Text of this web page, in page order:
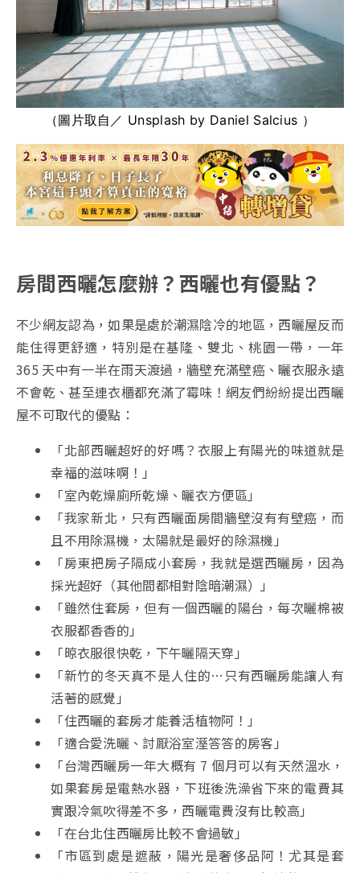
（圖片取自／ Unsplash by Daniel Salcius ）
房間西曬怎麼辦？西曬也有優點？
不少網友認為，如果是處於潮濕陰冷的地區，西曬屋反而
能住得更舒適，特別是在基隆、雙北、桃園一帶，一年
365 天中有一半在雨天渡過，牆壁充滿壁癌、曬衣服永遠
不會乾、甚至連衣櫃都充滿了霉味！網友們紛紛提出西曬
屋不可取代的優點：
「北部西曬超好的好嗎？衣服上有陽光的味道就是
幸福的滋味啊！」
「室內乾燥廁所乾燥、曬衣方便區」
「我家新北，只有西曬面房間牆壁沒有有壁癌，而
且不用除濕機，太陽就是最好的除濕機」
「房東把房子隔成小套房，我就是選西曬房，因為
採光超好（其他間都相對陰暗潮濕）」
「雖然住套房，但有一個西曬的陽台，每次曬棉被
衣服都香香的」
「晾衣服很快乾，下午曬隔天穿」
「新竹的冬天真不是人住的…只有西曬房能讓人有
活著的感覺」
「住西曬的套房才能養活植物阿！」
「適合愛洗曬、討厭浴室溼答答的房客」
「台灣西曬房一年大概有 7 個月可以有天然溫水，
如果套房是電熱水器，下班後洗澡省下來的電費其
實跟冷氣吹得差不多，西曬電費沒有比較高」
「在台北住西曬房比較不會過敏」
「市區到處是遮蔽，陽光是奢侈品阿！尤其是套